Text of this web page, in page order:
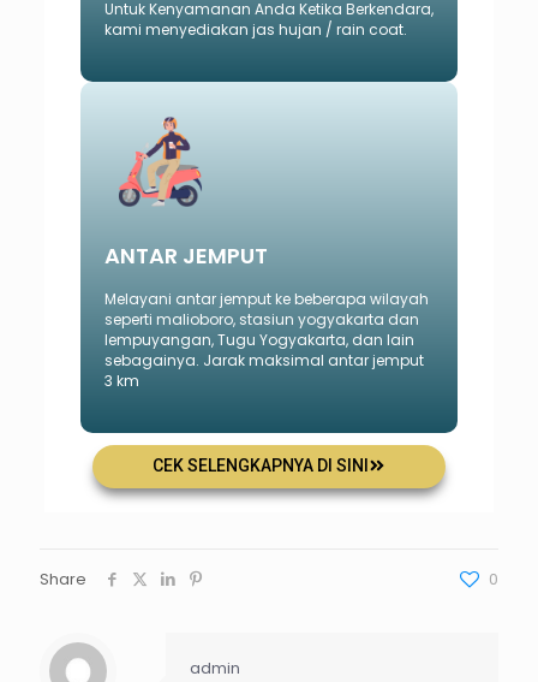
Untuk Kenyamanan Anda Ketika Berkendara,
kami menyediakan jas hujan / rain coat.
ANTAR JEMPUT
Melayani antar jemput ke beberapa wilayah
seperti malioboro, stasiun yogyakarta dan
lempuyangan, Tugu Yogyakarta, dan lain
sebagainya. Jarak maksimal antar jemput
3 km
CEK SELENGKAPNYA DI SINI
Share 0
admin